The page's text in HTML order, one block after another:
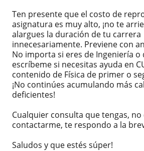
Ten presente que el costo de
asignatura es muy alto, ¡no te
alargues la duración de tu carrera
innecesariamente. Previene con
No importa si eres de Ingeniería o
escríbeme si necesitas ayuda en
contenido de Física de primer o
¡No continúes acumulando más
deficientes!
Cualquier consulta que tengas, no
contactarme, te respondo a la
Saludos y que estés súper!